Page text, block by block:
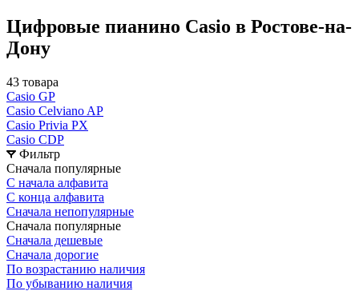
Цифровые пианино Casio в Ростове-на-
Дону
43 товара
Casio GP
Casio Celviano AP
Casio Privia PX
Casio CDP
Фильтр
Сначала популярные
С начала алфавита
С конца алфавита
Сначала непопулярные
Сначала популярные
Сначала дешевые
Сначала дорогие
По возрастанию наличия
По убыванию наличия